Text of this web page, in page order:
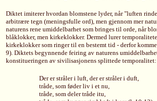
Diktet imiterer hvordan blomstene lyder, når "luften
arbitrære tegn (meningsfulle ord), men gjennom mer
naturens rene umiddelbarhet som bringes til orde, når
blåklokker, men kirkeklokker. Dermed lurer
kirkeklokker som ringer til en bestemt tid - derfor
9). Diktets begynnende feiring av naturens
konstitueringen av sivilisasjonens splittede temporalitet:
Der er stråler i luft, der er stråler i duft,
tråde, som føder liv i et nu,
tråde, som deler tråde itu,